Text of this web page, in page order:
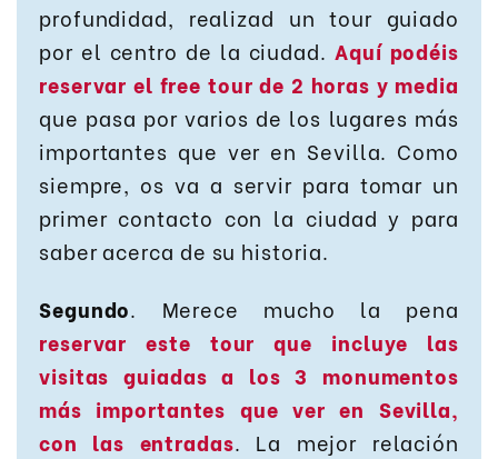
profundidad, realizad un tour guiado
por el centro de la ciudad. Aquí podéis
reservar el free tour de 2 horas y media
que pasa por varios de los lugares más
importantes que ver en Sevilla. Como
siempre, os va a servir para tomar un
primer contacto con la ciudad y para
saber acerca de su historia.
Segundo. Merece mucho la pena
reservar este tour que incluye las
visitas guiadas a los 3 monumentos
más importantes que ver en Sevilla,
con las entradas. La mejor relación